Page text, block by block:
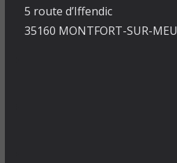
5 route d’Iffendic
35160 MONTFORT-SUR-MEU